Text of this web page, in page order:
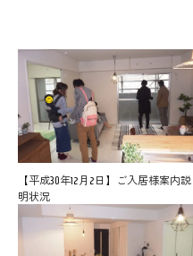
【平成30年12月2日】ご入居様案内説
明状況